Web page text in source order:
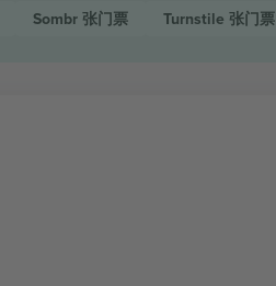
Sombr 张门票 Turnstile 张门票